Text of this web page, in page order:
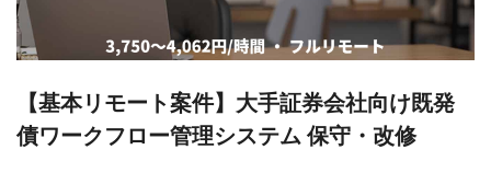
【基本リモート案件】大手証券会社向け既発
債ワークフロー管理システム 保守・改修